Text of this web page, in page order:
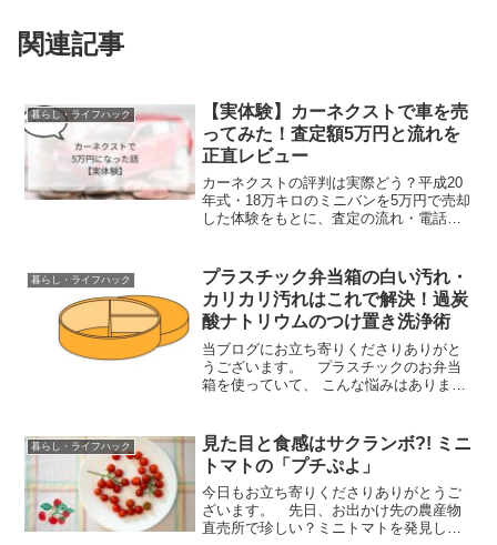
関連記事
暮らし・ライフハック
【実体験】カーネクストで車を売
ってみた！査定額5万円と流れを
正直レビュー
カーネクストの評判は実際どう？平成20
年式・18万キロのミニバンを5万円で売却
した体験をもとに、査定の流れ・電話対
すすめの記事です。
暮らし・ライフハック
プラスチック弁当箱の白い汚れ・
カリカリ汚れはこれで解決！過炭
酸ナトリウムのつけ置き洗浄術
当ブログにお立ち寄りくださりありがと
うございます。 プラスチックのお弁当
箱を使っていて、 こんな悩みはありませ
落ちない毎日しっかり洗っているのに、
いつの間にか頑固な汚れ...
暮らし・ライフハック
見た目と食感はサクランボ?! ミニ
トマトの「プチぷよ」
今日もお立ち寄りくださりありがとうご
ざいます。 先日、お出かけ先の農産物
直売所で珍しい？ミニトマトを発見しま